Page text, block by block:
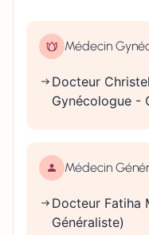
Médecin
Docteur
Gynécologue -
Médecin
Docteur Fatiha
Généraliste)